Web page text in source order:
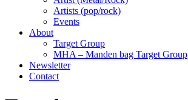
Artists (pop/rock)
Events
About
Target Group
MHA – Manden bag Target Group
Newsletter
Contact